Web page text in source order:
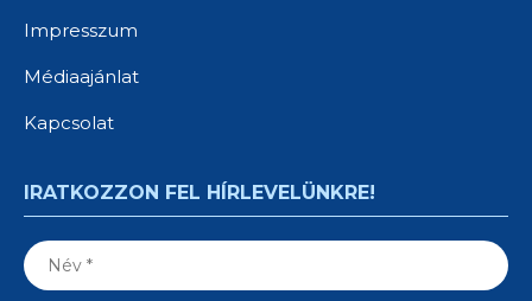
Impresszum
Médiaajánlat
Kapcsolat
IRATKOZZON FEL HÍRLEVELÜNKRE!